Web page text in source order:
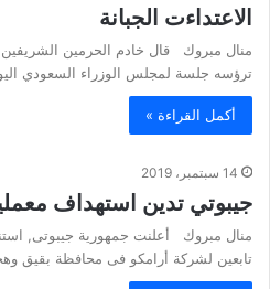
الاعتداءت الجبانة
منال مبروك قال خادم الحرمين
ترؤسه جلسة لمجلس الوزراء السعودي
أكمل القراءة »
14 سبتمبر، 2019
جيبوتي تدين استهداف
منال مبروك أعلنت جمهورية جيبوتى,
تابعين لشركة أرامكو فى محافظة